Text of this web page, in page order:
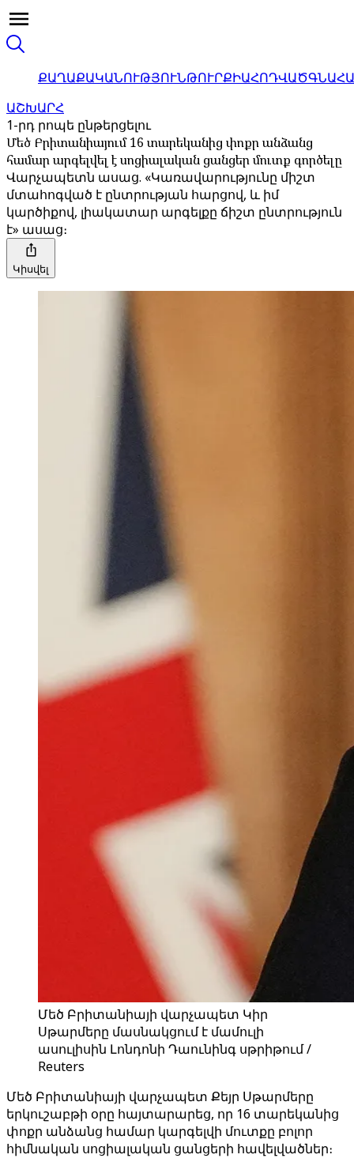
ՔԱՂԱՔԱԿԱՆՈՒԹՅՈՒՆԹՈՒՐՔԻԱՀՈԴՎԱԾ
ԱՇԽԱՐՀ
1-րդ րոպե ընթերցելու
Մեծ Բրիտանիայում 16 տարեկանից փոքր անձանց
համար արգելվել է սոցիալական ցանցեր մուտք գործելը
Վարչապետն ասաց. «Կառավարությունը միշտ
մտահոգված է ընտրության հարցով, և իմ
կարծիքով, լիակատար արգելքը ճիշտ ընտրություն
է» ասաց։
Կիսվել
Մեծ Բրիտանիայի վարչապետ Կիր
Սթարմերը մասնակցում է մամուլի
ասուլիսին Լոնդոնի Դաունինգ սթրիթում /
Reuters
Մեծ Բրիտանիայի վարչապետ Քեյր Սթարմերը
երկուշաբթի օրը հայտարարեց, որ 16 տարեկանից
փոքր անձանց համար կարգելվի մուտքը բոլոր
հիմնական սոցիալական ցանցերի հավելվածներ։